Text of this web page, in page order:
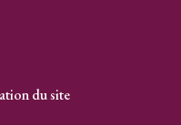
du site